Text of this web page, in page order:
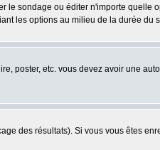
sondage ou éditer n'importe
les options au milieu de la durée du
poster, etc. vous devez avoir une
des résultats). Si vous vous êtes